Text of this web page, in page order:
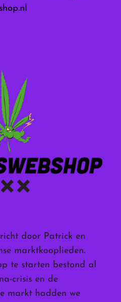
door Patrick en
marktkooplieden.
te starten bestond al
crisis en de
markt hadden we